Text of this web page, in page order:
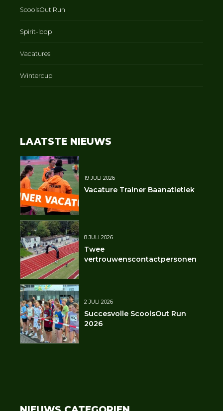
ScoolsOut Run
Spirit-loop
Vacatures
Wintercup
LAATSTE NIEUWS
19 JULI 2026
Vacature Trainer Baanatletiek
8 JULI 2026
Twee
vertrouwenscontactpersonen
2 JULI 2026
Succesvolle ScoolsOut Run
2026